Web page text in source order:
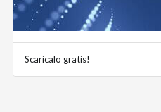
Scaricalo gratis!